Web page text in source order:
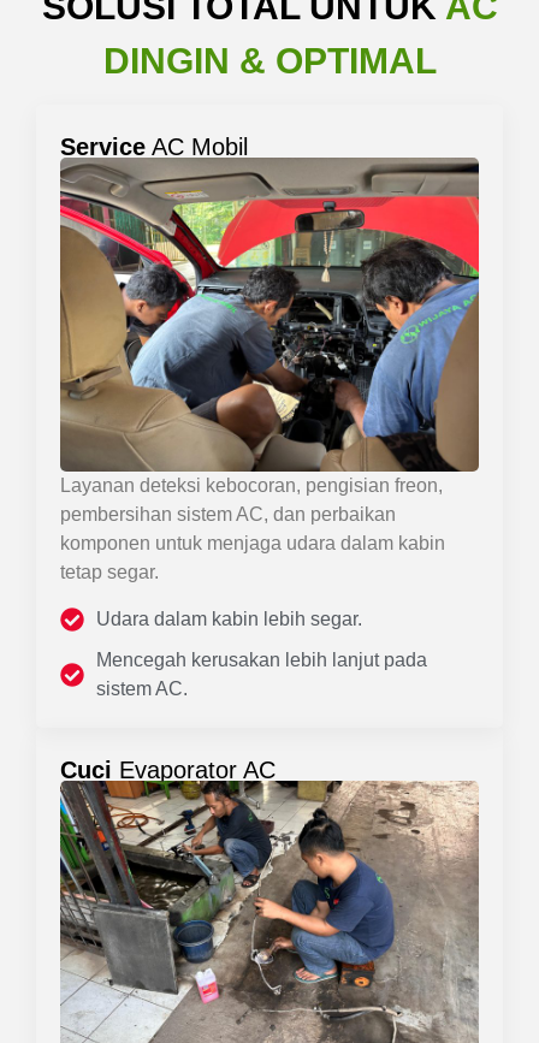
DINGIN & OPTIMAL
Service AC Mobil
Layanan deteksi kebocoran, pengisian freon,
pembersihan sistem AC, dan perbaikan
komponen untuk menjaga udara dalam kabin
tetap segar.
Udara dalam kabin lebih segar.
Mencegah kerusakan lebih lanjut pada
sistem AC.
Cuci Evaporator AC